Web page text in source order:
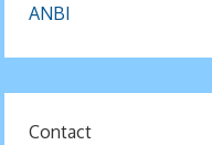
ANBI
Contact